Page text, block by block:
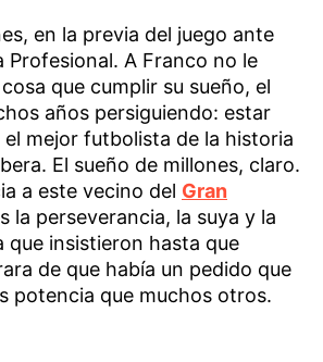
en la previa del juego ante
Profesional. A Franco no le
que cumplir su sueño, el
años persiguiendo: estar
mejor futbolista de la historia
El sueño de millones, claro.
a este vecino del Gran
la perseverancia, la suya y la
que insistieron hasta que
de que había un pedido que
potencia que muchos otros.